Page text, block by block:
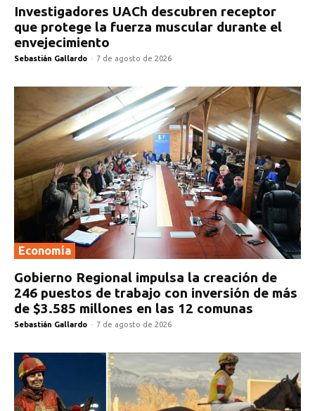
Investigadores UACh descubren receptor
que protege la fuerza muscular durante el
envejecimiento
Sebastián Gallardo - 7 de agosto de 2026
Economía
Gobierno Regional impulsa la creación de
246 puestos de trabajo con inversión de más
de $3.585 millones en las 12 comunas
Sebastián Gallardo - 7 de agosto de 2026